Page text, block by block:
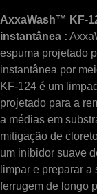
AxxaWash™ KF-
instantânea :
espuma projetado
instantânea por
KF-124 é um
projetado para a
a médias em
mitigação de
um inibidor suave
limpar e preparar
ferrugem de longo